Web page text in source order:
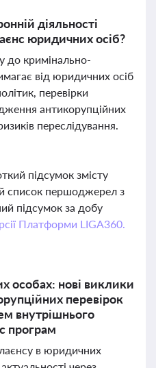
діяльності
юридичних осіб?
до кримінально-
від юридичних осіб
перевірки
антикорупційних
переслідування.
підсумок змісту
список першоджерел з
підсумок за добу
Платформи LIGA360.
особах: нові виклики
перевірок
внутрішнього
програм
в юридичних